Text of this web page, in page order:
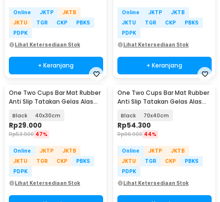
Online JKTP
JKTB
JKTU
TGR CKP
PBKS
PDPK
Lihat Ketersediaan Stok
+ Keranjang
Online JKTP
JKTB
JKTU
TGR CKP
PBKS
PDPK
Lihat Ketersediaan Stok
+ Keranjang
One Two Cups Bar Mat Rubber
Anti Slip Tatakan Gelas Alas
Black 40x30cm
Rp29.000
Rp53.900 47%
Online JKTP
JKTB
JKTU
TGR CKP
PBKS
PDPK
Lihat Ketersediaan Stok
One Two Cups Bar Mat Rubber
Anti Slip Tatakan Gelas Alas
Black 70x40cm
Rp54.300
Rp96.900 44%
Online JKTP
JKTB
JKTU
TGR CKP
PBKS
PDPK
Lihat Ketersediaan Stok